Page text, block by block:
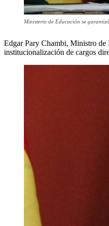
Ministerio de Educación se
Edgar Pary Chambi, Ministro de
institucionalización de cargos